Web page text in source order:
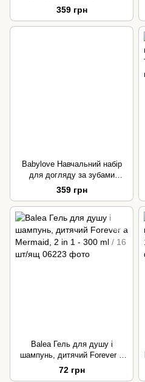
blau/grün, 2шт. - 1 шт/ящ
359 грн
Babylove Навчальний набір
для догляду за зубами
lila/orange, 2шт. - 1 шт/ящ
359 грн
Balea Гель для душу і
шампунь, дитячий Forever a
Mermaid, 2 in 1 - 300 ml / 16
шт/ящ
72 грн